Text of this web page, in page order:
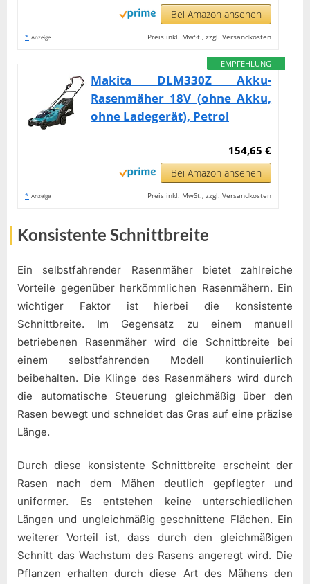
Bei Amazon ansehen
* Anzeige Preis inkl. MwSt., zzgl. Versandkosten
EMPFEHLUNG
Makita DLM330Z Akku-
Rasenmäher 18V (ohne Akku,
ohne Ladegerät), Petrol
154,65 €
Bei Amazon ansehen
* Anzeige Preis inkl. MwSt., zzgl. Versandkosten
Konsistente Schnittbreite
Ein selbstfahrender Rasenmäher bietet zahlreiche
Vorteile gegenüber herkömmlichen Rasenmähern. Ein
wichtiger Faktor ist hierbei die konsistente
Schnittbreite. Im Gegensatz zu einem manuell
betriebenen Rasenmäher wird die Schnittbreite bei
einem selbstfahrenden Modell kontinuierlich
beibehalten. Die Klinge des Rasenmähers wird durch
die automatische Steuerung gleichmäßig über den
Rasen bewegt und schneidet das Gras auf eine präzise
Länge.
Durch diese konsistente Schnittbreite erscheint der
Rasen nach dem Mähen deutlich gepflegter und
uniformer. Es entstehen keine unterschiedlichen
Längen und ungleichmäßig geschnittene Flächen. Ein
weiterer Vorteil ist, dass durch den gleichmäßigen
Schnitt das Wachstum des Rasens angeregt wird. Die
Pflanzen erhalten durch diese Art des Mähens den